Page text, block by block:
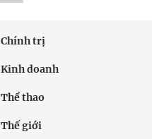
Chính trị
Kinh doanh
Thể thao
Thế giới